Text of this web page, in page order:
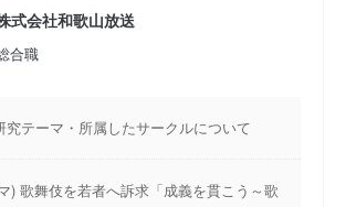
式会社和歌山放送
合職
究テーマ・所属したサークルについて
) 歌舞伎を若者へ訴求「成義を貫こう～歌